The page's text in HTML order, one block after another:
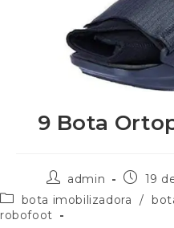
9 Bota
admin
19
bota imobilizadora
/
robofoot